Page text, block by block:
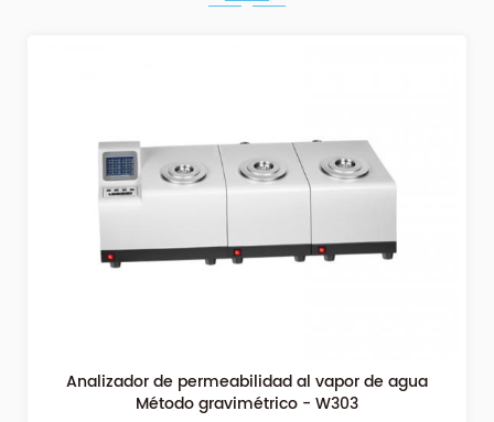
Analizador de permeabilidad al vapor de agua
Método gravimétrico - W303